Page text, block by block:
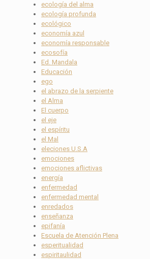
ecología del alma
ecología profunda
ecológico
economía azul
economía responsable
ecosofía
Ed. Mandala
Educación
ego
el abrazo de la serpiente
el Alma
El cuerpo
el eje
el espíritu
el Mal
eleciones U.S.A
emociones
emociones aflictivas
energía
enfermedad
enfermedad mental
enredados
enseñanza
epifanía
Escuela de Atención Plena
esperitualidad
espiritaulidad